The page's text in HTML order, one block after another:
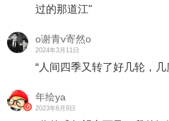
过的那道江"
o谢青v寄然o
2024年3月11日
“人间四季又转了好几轮，
年绘ya
2023年6月9日